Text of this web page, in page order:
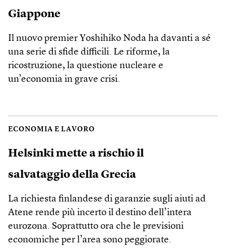
Giappone
Il nuovo premier Yoshihiko Noda ha davanti a sé
una serie di sfide difficili. Le riforme, la
ricostruzione, la questione nucleare e
un’economia in grave crisi.
ECONOMIA E LAVORO
Helsinki mette a rischio il
salvataggio della Grecia
La richiesta finlandese di garanzie sugli aiuti ad
Atene rende più incerto il destino dell’intera
eurozona. Soprattutto ora che le previsioni
economiche per l’area sono peggiorate.